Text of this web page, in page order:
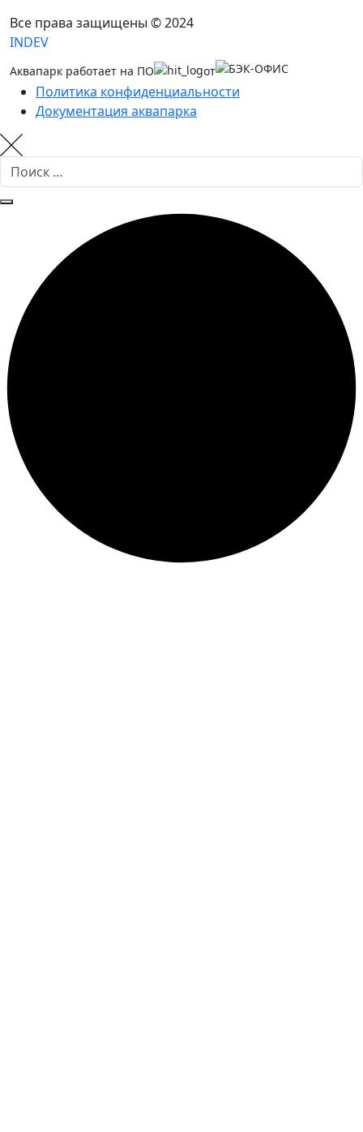
Все права защищены © 2024
INDEV
Аквапарк работает на ПО от
Политика конфиденциальности
Документация аквапарка